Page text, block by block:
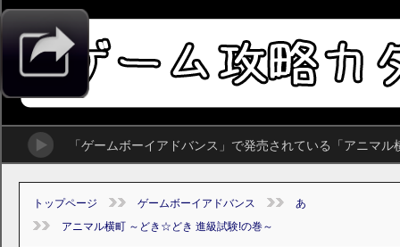
「ゲームボーイアドバンス」で発売されている「アニマ
トップページ ゲームボーイアドバンス
あ
アニマル横町 ～どき☆どき 進級試験!の巻～